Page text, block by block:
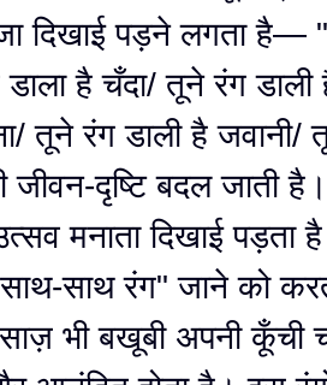
दिखाई पड़ने लगता है—
है चँदा/ तूने रंग डाली
तूने रंग डाली है जवानी/
जीवन-दृष्टि बदल जाती
मनाता दिखाई
साथ रंग" जाने को
भी बखूबी अपनी कूँची